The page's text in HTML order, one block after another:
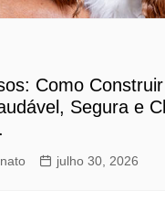
Como
Segura e
julho 30, 2026